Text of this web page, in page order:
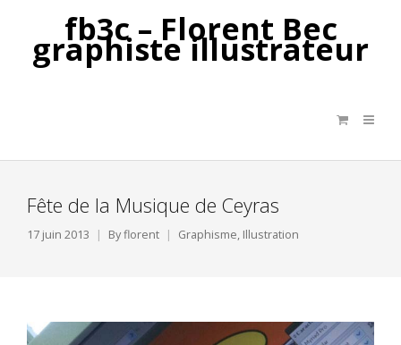
fb3c – Florent Bec
graphiste illustrateur
Fête de la Musique de Ceyras
17 juin 2013 Byflorent Graphisme, Illustration